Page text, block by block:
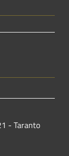
- Taranto